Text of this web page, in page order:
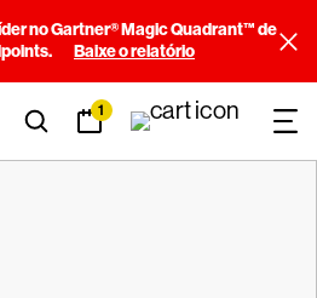
no Gartner® Magic Quadrant™ de
Baixe o relatório
1